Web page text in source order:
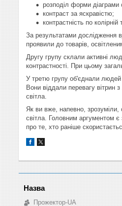
розподіл форми діаграми
контраст за яскравістю;
контрастність по колірній
За результатами дослідження
проявили до товарів,
Другу групу склали активні
контрастності. При цьому
У третю групу об'єднали людей
Вони віддали перевагу вітрин
світла.
Як ви вже, напевно, зрозуміли,
світла. Головним аргументом є
про те, хто раніше
Прожектор-UA